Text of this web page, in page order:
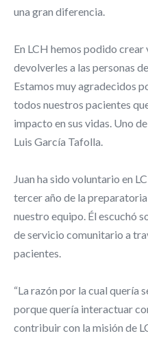
una gran diferencia.
En LCH hemos podido
devolverles a las personas
Estamos muy agradecidos
todos nuestros pacientes
impacto en sus vidas. Uno
Luis García Tafolla.
Juan ha sido voluntario en
tercer año de la
nuestro equipo. Él escuchó
de servicio comunitario a
pacientes.
“La razón por la cual quería
porque quería interactuar
contribuir con la misión de